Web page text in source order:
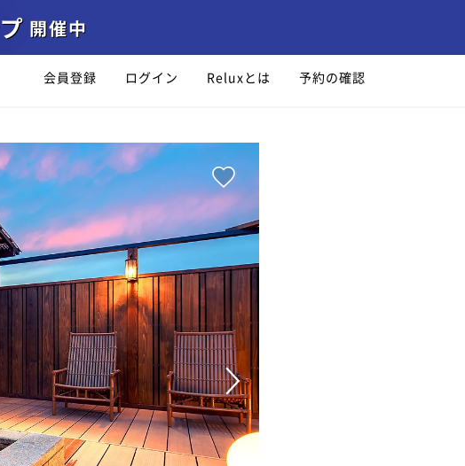
会員登録 ログイン Reluxとは 予約の確認